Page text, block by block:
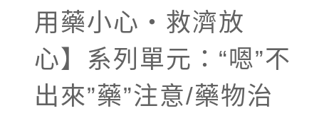
用藥小心‧救濟放
心】系列單元：“嗯”不
出來”藥”注意/藥物治